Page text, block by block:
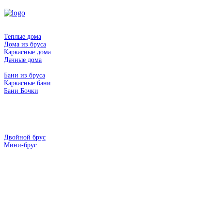
Теплые дома
Дома из бруса
Каркасные дома
Дачные дома
Бани из бруса
Каркасные бани
Бани Бочки
Двойной брус
Мини-брус